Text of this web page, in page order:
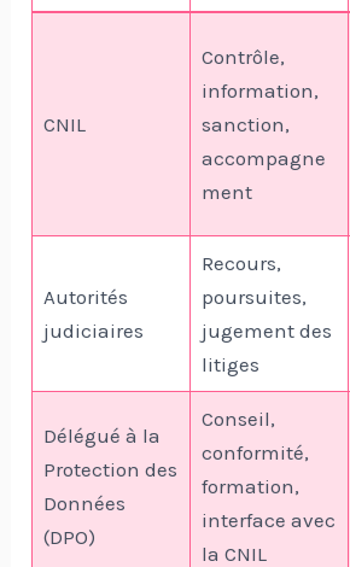
CNIL
Contrôle,
information,
sanction,
accompagne
ment
Autorités
judiciaires
Recours,
poursuites,
jugement des
litiges
Délégué à la
Protection des
Données
(DPO)
Conseil,
conformité,
formation,
interface avec
la CNIL